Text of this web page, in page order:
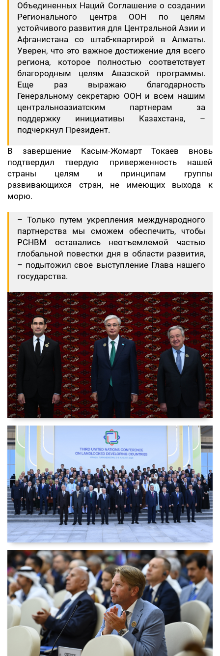
Объединенных Наций Соглашение о создании
Регионального центра ООН по целям
устойчивого развития для Центральной Азии и
Афганистана со штаб-квартирой в Алматы.
Уверен, что это важное достижение для всего
региона, которое полностью соответствует
благородным целям Авазской программы.
Еще раз выражаю благодарность
Генеральному секретарю ООН и всем нашим
центральноазиатским партнерам за
поддержку инициативы Казахстана, –
подчеркнул Президент.
В завершение Касым-Жомарт Токаев вновь
подтвердил твердую приверженность нашей
страны целям и принципам группы
развивающихся стран, не имеющих выхода к
морю.
– Только путем укрепления международного
партнерства мы сможем обеспечить, чтобы
РСНВМ оставались неотъемлемой частью
глобальной повестки дня в области развития,
– подытожил свое выступление Глава нашего
государства.